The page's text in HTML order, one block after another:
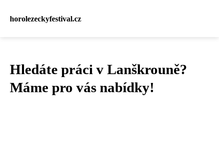
horolezeckyfestival.cz
Hledáte práci v Lanškrouně?
Máme pro vás nabídky!